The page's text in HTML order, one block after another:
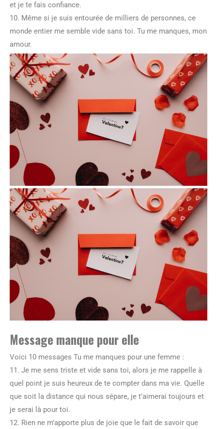
et je te fais confiance.
10. Même si je suis entourée de milliers de personnes, ce
monde entier me semble vide sans toi. Tu me manques, mon
amour.
Message manque pour elle
Voici 10 messages Tu me manques pour une femme :
11. Je me sens triste et vide sans toi, alors je me rappelle à
quel point je suis heureux de te compter dans ma vie. Quelle
que soit la distance qui nous sépare, je t’aimerai toujours et
je serai là pour toi.
12. Rien ne m’apporte plus de joie que le fait de savoir que